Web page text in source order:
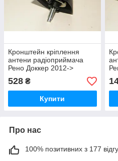
Кронштейн кріплення
антени радіоприймача
Рено Доккер 2012->
RENAULT (Франція)
8200684863
528 ₴
Купити
Про нас
100% позитивних з 177